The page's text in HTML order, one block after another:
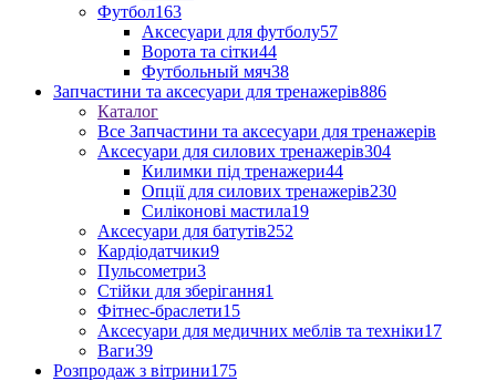
Футбол163
Аксесуари для футболу57
Ворота та сітки44
Футбольный мяч38
Запчастини та аксесуари для тренажерів886
Каталог
Все Запчастини та аксесуари для тренажерів
Аксесуари для силових тренажерів304
Килимки під тренажери44
Опції для силових тренажерів230
Силіконові мастила19
Аксесуари для батутів252
Кардіодатчики9
Пульсометри3
Стійки для зберігання1
Фітнес-браслети15
Аксесуари для медичних меблів та техніки17
Ваги39
Розпродаж з вітрини175